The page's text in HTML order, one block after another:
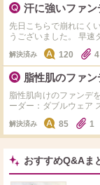
汗に強いファ
先日こちらで崩れにく
うございました。 早速
社でおすすめがあれば
コム ・サンローラン
いので鼻の周りだけフ
かプリマヴィスタにしようと考えていま
も使用したいのでパウ
解決済み 120 4
脂性肌のファン
脂性肌向けのファンデ
ーダー：ダブルウェア
ットコンプリートファ
・ランコム：タンイド
ミテッドラスティング
込みたいのでおすすめ
えていただけると嬉し
になる脂性肌 ・仕事
のでカバー力が欲しい
解決済み 85 1
おすすめQ&Aま